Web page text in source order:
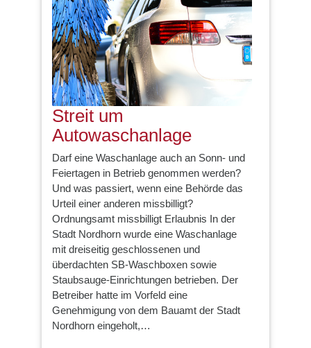
Streit um
Autowaschanlage
Darf eine Waschanlage auch an Sonn- und
Feiertagen in Betrieb genommen werden?
Und was passiert, wenn eine Behörde das
Urteil einer anderen missbilligt?
Ordnungsamt missbilligt Erlaubnis In der
Stadt Nordhorn wurde eine Waschanlage
mit dreiseitig geschlossenen und
überdachten SB-Waschboxen sowie
Staubsauge-Einrichtungen betrieben. Der
Betreiber hatte im Vorfeld eine
Genehmigung von dem Bauamt der Stadt
Nordhorn eingeholt,…